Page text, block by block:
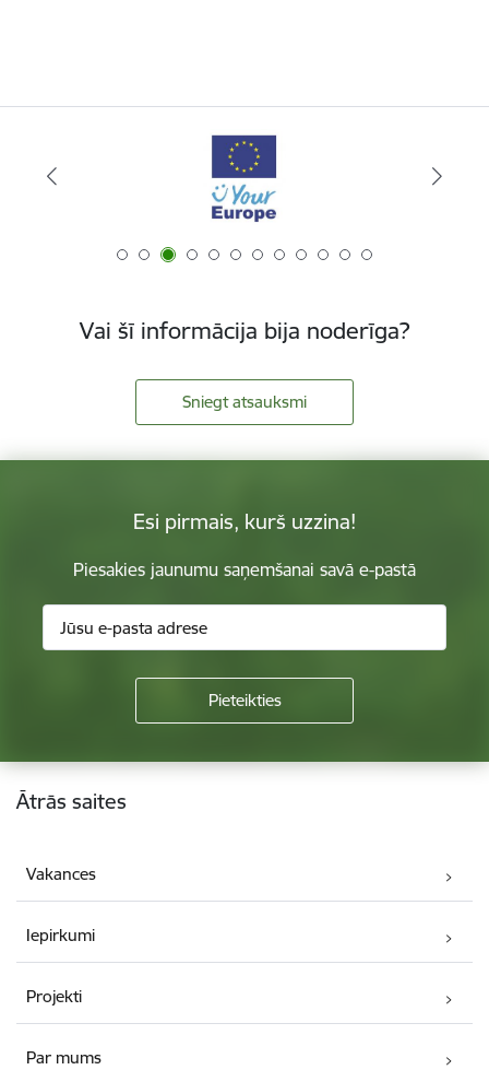
Vai šī informācija bija noderīga?
Sniegt atsauksmi
Esi pirmais, kurš uzzina!
Piesakies jaunumu saņemšanai savā e-pastā
Kājene
Ātrās saites
Vakances
Iepirkumi
Projekti
Par mums